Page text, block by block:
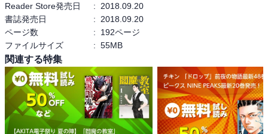
Reader Store発売日
:
2018.09.20
書誌発売日
:
2018.09.20
ページ数
:
192ページ
ファイルサイズ
: 55MB
関連する特集